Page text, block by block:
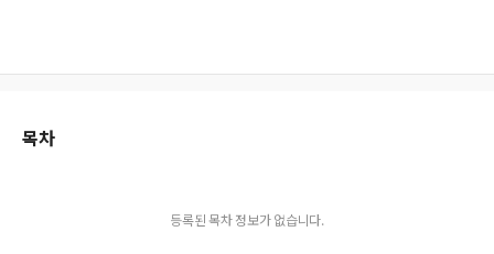
목차
등록된 목차 정보가 없습니다.